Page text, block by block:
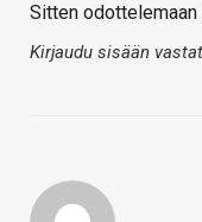
Sitten
Kirjaudu sisään